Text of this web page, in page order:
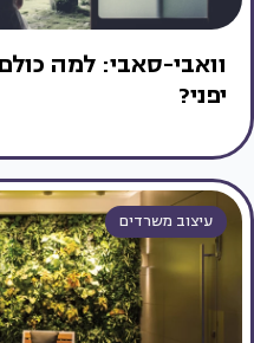
וואבי-סאבי: למה
יפני?
עיצוב משרדים